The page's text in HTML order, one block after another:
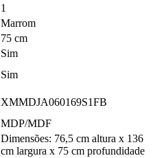
1
Marrom
75 cm
Sim
Sim
XMMDJA060169S1FB
MDP/MDF
Dimensões: 76,5 cm altura x 136
cm largura x 75 cm profundidade